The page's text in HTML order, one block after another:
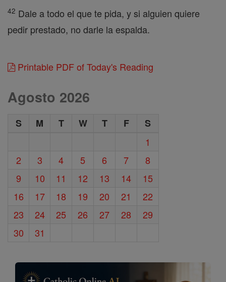
42 Dale a todo el que te pida, y si alguien quiere
pedir prestado, no darle la espalda.
Printable PDF of Today's Reading
Agosto 2026
S M T W T F
S
1
2
3 4 5 6 7
8
9
10 11 12 13 14
15
16
17 18 19 20 21
22
23
24 25 26 27 28
29
30
31